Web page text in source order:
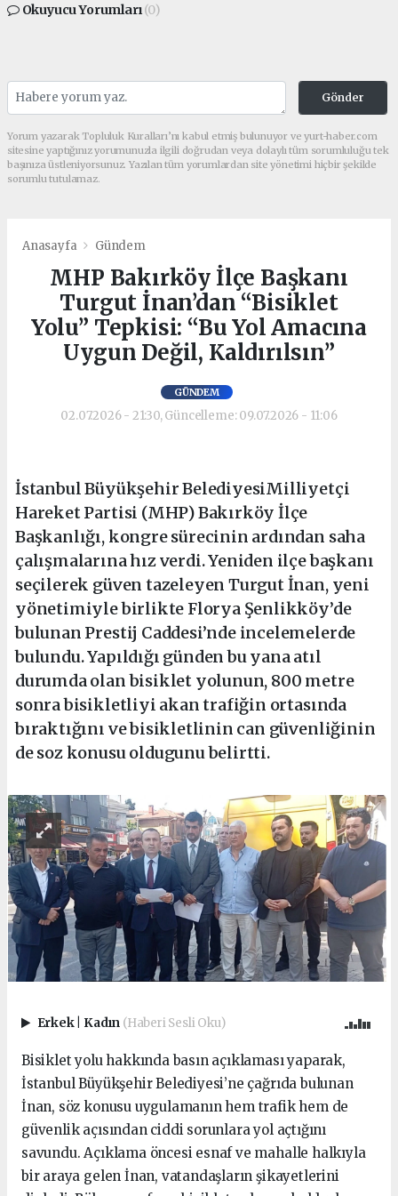
Okuyucu Yorumları(0)
Gönder
Yorum yazarak Topluluk Kuralları’nı kabul etmiş bulunuyor ve yurt-haber.com
sitesine yaptığınız yorumunuzla ilgili doğrudan veya dolaylı tüm sorumluluğu tek
başınıza üstleniyorsunuz. Yazılan tüm yorumlardan site yönetimi hiçbir şekilde
sorumlu tutulamaz.
Anasayfa Gündem
MHP Bakırköy İlçe Başkanı
Turgut İnan’dan “Bisiklet
Yolu” Tepkisi: “Bu Yol Amacına
Uygun Değil, Kaldırılsın”
GÜNDEM
02.07.2026 - 21:30, Güncelleme: 09.07.2026 - 11:06
İstanbul Büyükşehir BelediyesiMilliyetçi
Hareket Partisi (MHP) Bakırköy İlçe
Başkanlığı, kongre sürecinin ardından saha
çalışmalarına hız verdi. Yeniden ilçe başkanı
seçilerek güven tazeleyen Turgut İnan, yeni
yönetimiyle birlikte Florya Şenlikköy’de
bulunan Prestij Caddesi’nde incelemelerde
bulundu. Yapıldığı günden bu yana atıl
durumda olan bisiklet yolunun, 800 metre
sonra bisikletliyi akan trafiğin ortasında
bıraktığını ve bisikletlinin can güvenliğinin
de soz konusu oldugunu belirtti.
Erkek Kadın (Haberi Sesli Oku)
Bisiklet yolu hakkında basın açıklaması yaparak,
İstanbul Büyükşehir Belediyesi’ne çağrıda bulunan
İnan, söz konusu uygulamanın hem trafik hem de
güvenlik açısından ciddi sorunlara yol açtığını
savundu. Açıklama öncesi esnaf ve mahalle halkıyla
bir araya gelen İnan, vatandaşların şikayetlerini